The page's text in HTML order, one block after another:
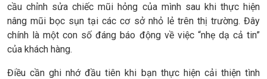
cầu chỉnh sửa chiếc mũi hỏng của mình sau khi thực hiện
nâng mũi bọc sụn tại các cơ sở nhỏ lẻ trên thị trường. Đây
chính là một con số đáng báo động về việc “nhẹ dạ cả tin”
của khách hàng.
Điều cần ghi nhớ đầu tiên khi bạn thực hiện cải thiện tình